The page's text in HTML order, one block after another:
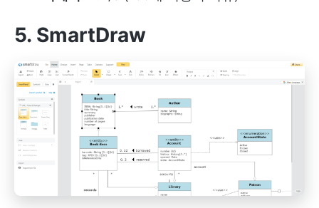
5. SmartDraw